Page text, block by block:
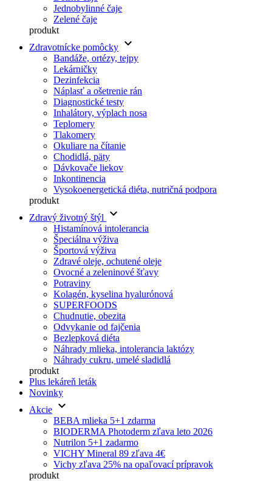
Jednobylinné čaje
Zelené čaje
produkt
Zdravotnícke pomôcky keyboard_arrow_down
Bandáže, ortézy, tejpy
Lekárničky
Dezinfekcia
Náplasť a ošetrenie rán
Diagnostické testy
Inhalátory, výplach nosa
Teplomery
Tlakomery
Okuliare na čítanie
Chodidlá, päty
Dávkovače liekov
Inkontinencia
Vysokoenergetická diéta, nutričná podpora
produkt
Zdravý životný štýl
keyboard_arrow_down
Histamínová intolerancia
Špeciálna výživa
Športová výživa
Zdravé oleje, ochutené oleje
Ovocné a zeleninové šťavy
Potraviny
Kolagén, kyselina hyalurónová
SUPERFOODS
Chudnutie, obezita
Odvykanie od fajčenia
Bezlepková diéta
Náhrady mlieka, intolerancia laktózy
Náhrady cukru, umelé sladidlá
produkt
Plus lekáreň leták
Novinky
Akcie keyboard_arrow_down
BEBA mlieka 5+1 zdarma
BIODERMA Photoderm zľava leto 2026
Nutrilon 5+1 zadarmo
VICHY Mineral 89 zľava 4€
Vichy zľava 25% na opaľovací prípravok
produkt